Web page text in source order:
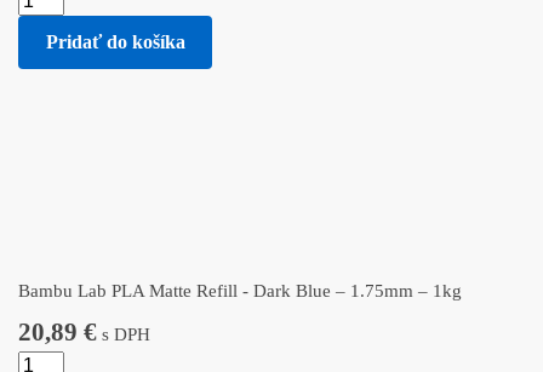
Pridať do košíka
Bambu Lab PLA Matte Refill - Dark Blue – 1.75mm – 1kg
20,89 € s DPH